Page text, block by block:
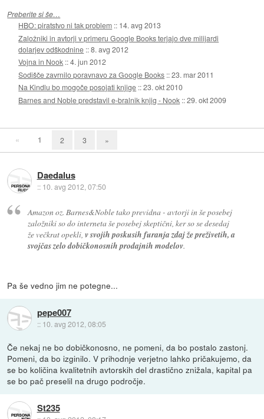
Preberite si še…
HBO: piratstvo ni tak problem :: 14. avg 2013
Založniki in avtorji v primeru Google Books terjajo dve milijardi
dolarjev odškodnine ::8. avg 2012
Vojna in Nook ::4. jun 2012
Sodišče zavrnilo poravnavo za Google Books ::23. mar 2011
Na Kindlu bo mogoče posojati knjige ::23. okt 2010
Barnes and Noble predstavil e-bralnik knjig - Nook ::29. okt 2009
« 1 2 3 »
Daedalus
:: 10. avg 2012, 07:50
Amazon oz. Barnes&Noble tako previdna - avtorji in še posebej
založniki so do interneta še posebej skeptični, ker so se desedaj
že večkrat opekli, v svojih poskusih furanja zdaj že preživetih, a
svojčas zelo dobičkonosnih prodajnih modelov.
Pa še vedno jim ne potegne...
pepe007
:: 10. avg 2012, 08:05
Če nekaj ne bo dobičkonosno, ne pomeni, da bo postalo zastonj.
Pomeni, da bo izginilo. V prihodnje verjetno lahko pričakujemo, da
se bo količina kvalitetnih avtorskih del drastično znižala, kapital pa
se bo pač preselil na drugo področje.
St235